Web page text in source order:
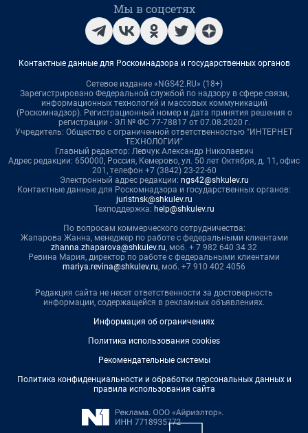
Мы в соцсетях
Контактные данные для Роскомнадзора и государственных органов
Сетевое издание «NGS42.RU» (18+)
Зарегистрировано Федеральной службой по надзору в сфере связи,
информационных технологий и массовых коммуникаций
(Роскомнадзор). Регистрационный номер и дата принятия решения о
регистрации - ЭЛ № ФС 77-78817 от 07.08.2020 г.
Учредитель: Общество с ограниченной ответственностью "ИНТЕРНЕТ
ТЕХНОЛОГИИ"
Главный редактор: Левчук Александр Николаевич
Адрес редакции: 650000, Россия, Кемерово, ул. 50 лет Октября, д. 11, офис
201, телефон +7 (3842) 23-22-60
Электронный адрес редакции: ngs42@shkulev.ru
Контактные данные для Роскомнадзора и государственных органов:
juristnsk@shkulev.ru
Техподдержка: help@shkulev.ru
По вопросам коммерческого сотрудничества:
Жапарова Жанна, менеджер по работе с федеральными клиентами
zhanna.zhaparova@shkulev.ru, моб. + 7 982 640 34 32
Ревина Мария, директор по работе с федеральными клиентами
mariya.revina@shkulev.ru, моб. +7 910 402 4056
Редакция сайта не несет ответственности за достоверность
информации, содержащейся в рекламных объявлениях.
Информация об ограничениях
Политика использования cookies
Рекомендательные системы
Политика конфиденциальности и обработки персональных данных и
правила использования сайта